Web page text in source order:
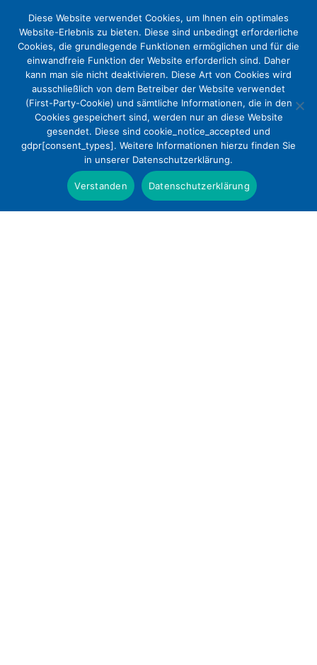
Reform der stationären
Patientenversorgung in
Deutschland, insbesondere
Krankenhausplanung und -
Diese Website verwendet Cookies, um Ihnen ein optimales
Website-Erlebnis zu bieten. Diese sind unbedingt erforderliche
Cookies, die grundlegende Funktionen ermöglichen und für die
einwandfreie Funktion der Website erforderlich sind. Daher
kann man sie nicht deaktivieren. Diese Art von Cookies wird
ausschließlich von dem Betreiber der Website verwendet
(First-Party-Cookie) und sämtliche Informationen, die in den
Cookies gespeichert sind, werden nur an diese Website
gesendet. Diese sind cookie_notice_accepted und
gdpr[consent_types]. Weitere Informationen hierzu finden Sie
in unserer Datenschutzerklärung.
Verstanden Datenschutzerklärung